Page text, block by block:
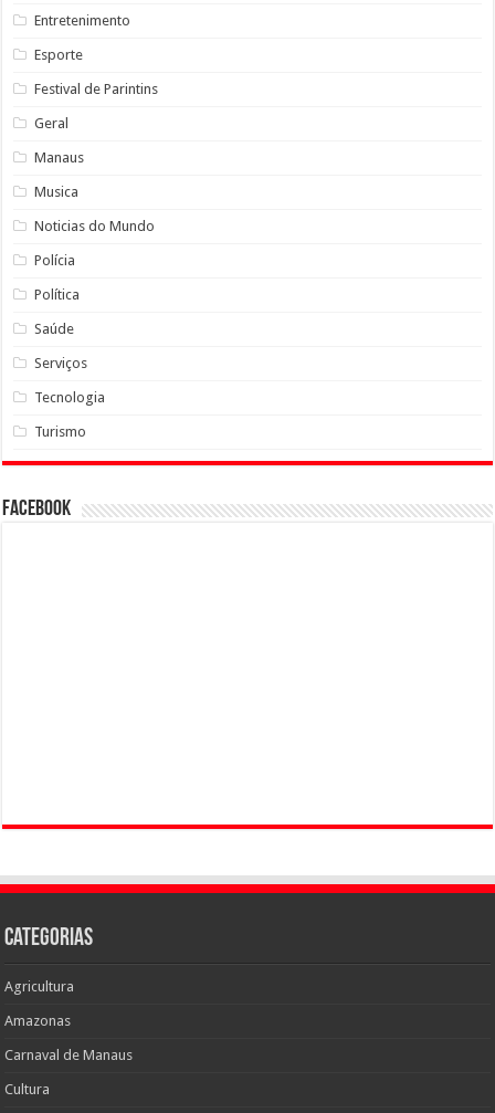
Entretenimento
Esporte
Festival de Parintins
Geral
Manaus
Musica
Noticias do Mundo
Polícia
Política
Saúde
Serviços
Tecnologia
Turismo
Facebook
Categorias
Agricultura
Amazonas
Carnaval de Manaus
Cultura